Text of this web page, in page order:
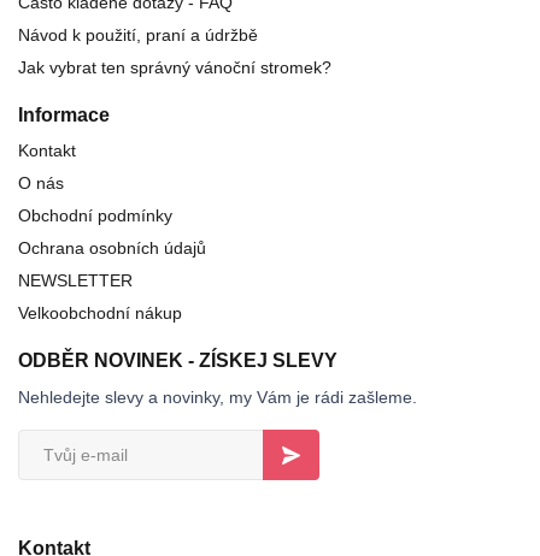
Návod k použití, praní a údržbě
Jak vybrat ten správný vánoční stromek?
Informace
Kontakt
O nás
Obchodní podmínky
Ochrana osobních údajů
NEWSLETTER
Velkoobchodní nákup
ODBĚR NOVINEK - ZÍSKEJ SLEVY
Nehledejte slevy a novinky, my Vám je rádi zašleme.
Kontakt